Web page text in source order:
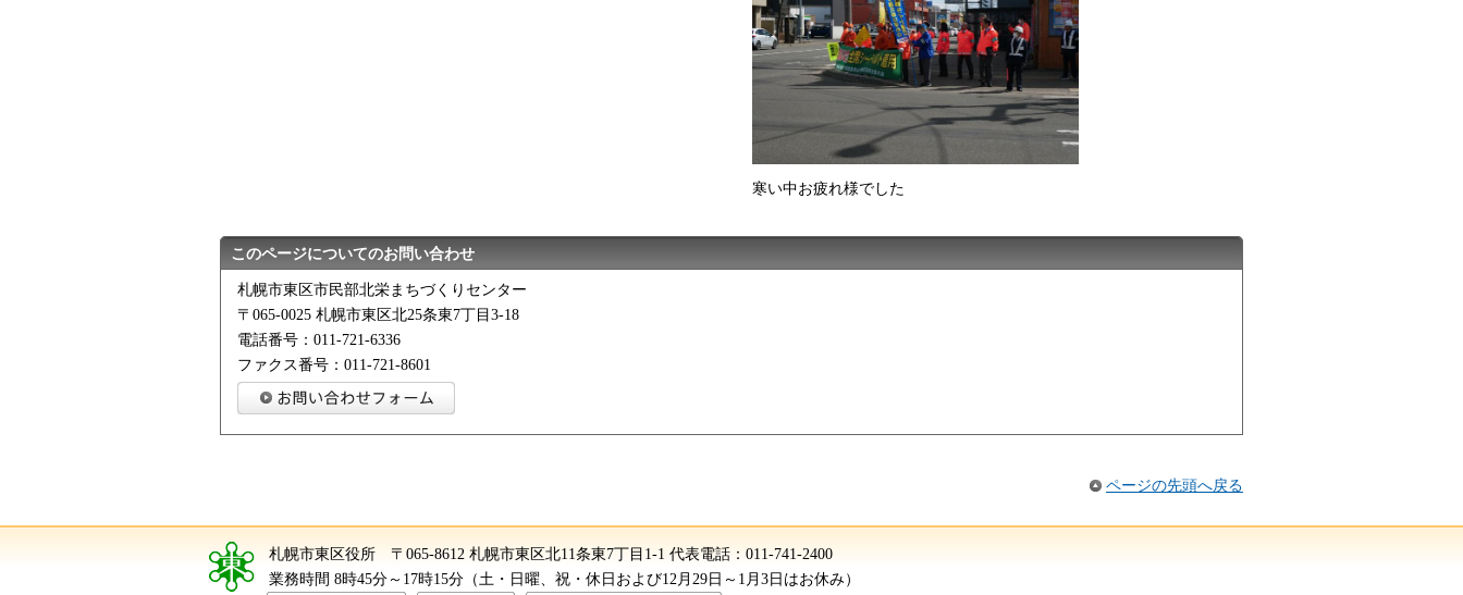
寒い中お疲れ様でした
このページについてのお問い合わせ
札幌市東区市民部北栄まちづくりセンター
〒065-0025 札幌市東区北25条東7丁目3-18
電話番号：011-721-6336
ファクス番号：011-721-8601
ページの先頭へ戻る
札幌市東区役所 〒065-8612 札幌市東区北11条東7丁目1-1 代表電話： 011-741-2400
業務時間 8時45分～17時15分（土・日曜、祝・休日および12月29日～1月3日はお休み）